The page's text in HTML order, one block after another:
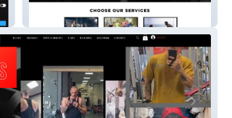
Contest Ability